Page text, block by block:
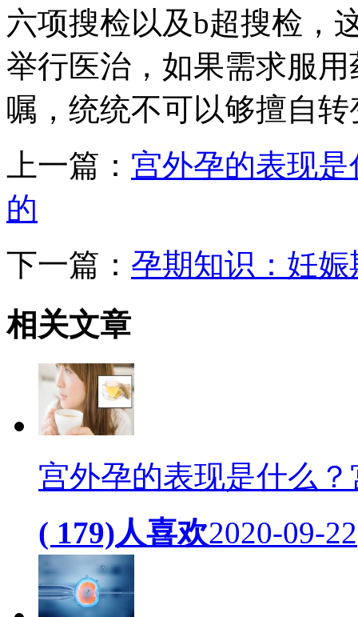
六项搜检以及b超搜检，
举行医治，如果需求服
嘱，统统不可以够擅自
上一篇： 宫外孕的表现
的
下一篇： 孕期知识：妊
相关文章
宫外孕的表现是什么
( 179)人喜欢2020-09-22